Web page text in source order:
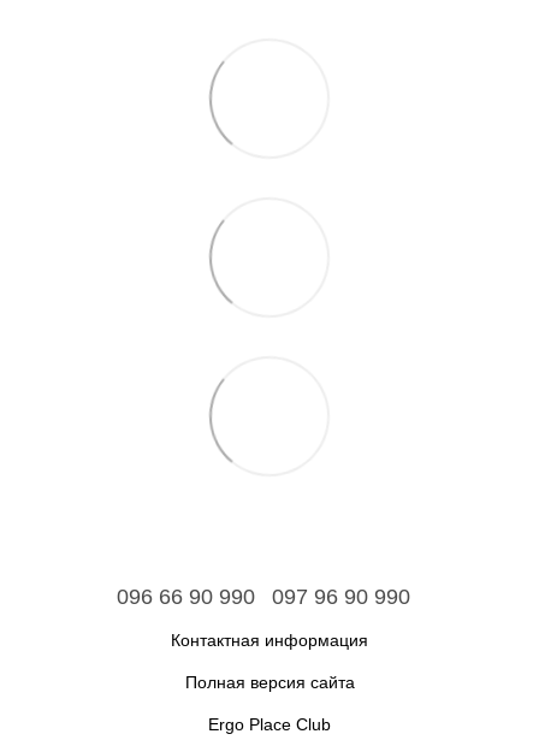
096 66 90 990 097 96 90 990
Контактная информация
Полная версия сайта
Ergo Place Club